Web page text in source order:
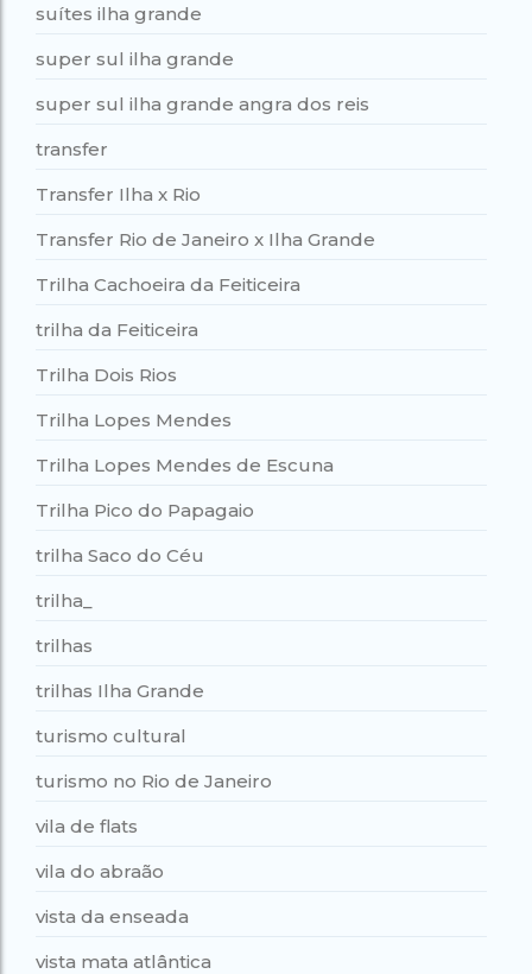
suítes ilha grande
super sul ilha grande
super sul ilha grande angra dos reis
transfer
Transfer Ilha x Rio
Transfer Rio de Janeiro x Ilha Grande
Trilha Cachoeira da Feiticeira
trilha da Feiticeira
Trilha Dois Rios
Trilha Lopes Mendes
Trilha Lopes Mendes de Escuna
Trilha Pico do Papagaio
trilha Saco do Céu
trilha_
trilhas
trilhas Ilha Grande
turismo cultural
turismo no Rio de Janeiro
vila de flats
vila do abraão
vista da enseada
vista mata atlântica